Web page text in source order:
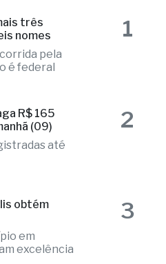
três
nomes
pela
é federal
1
R$ 165
(09)
até
2
obtém
em
excelência
3